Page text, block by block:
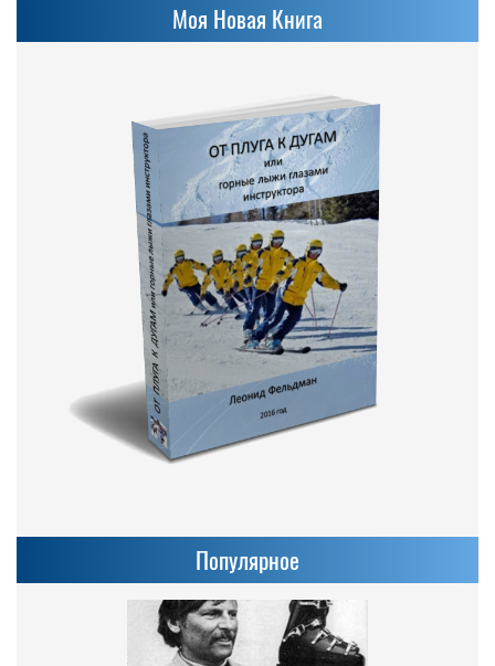
Моя Новая Книга
Популярное